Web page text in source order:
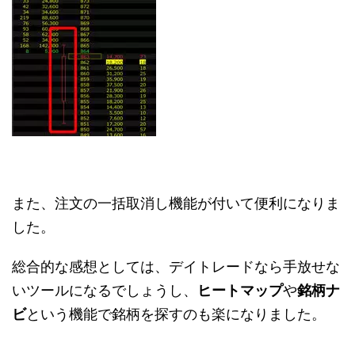
また、注文の一括取消し機能が付いて便利になりま
した。
総合的な感想としては、デイトレードなら手放せな
いツールになるでしょうし、
ヒートマップや銘柄ナ
ビという機能で銘柄を探すのも楽になりました。